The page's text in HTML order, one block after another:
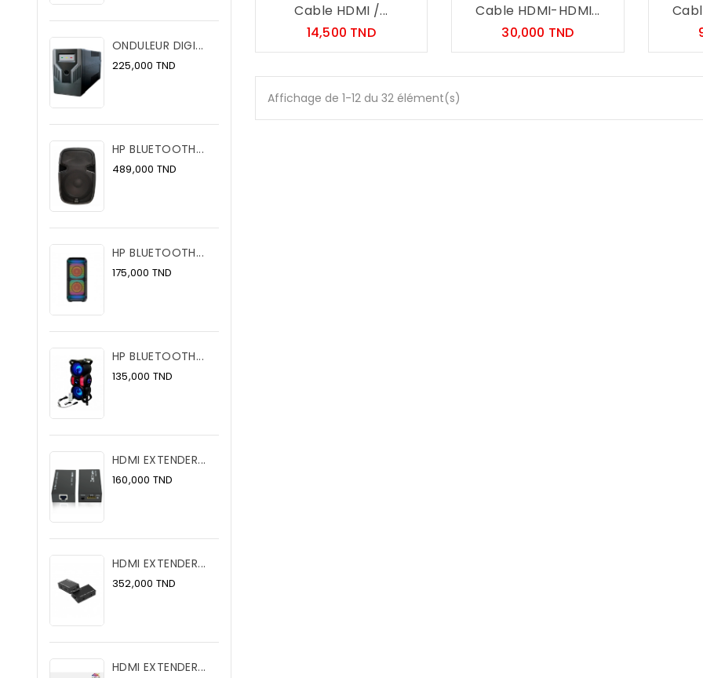
ONDULEUR DIGI...
225,000 TND
HP BLUETOOTH...
489,000 TND
HP BLUETOOTH...
175,000 TND
HP BLUETOOTH...
135,000 TND
HDMI EXTENDER...
160,000 TND
HDMI EXTENDER...
352,000 TND
HDMI EXTENDER...
Cable HDMI /...
14,500 TNDPrix
Cable HDMI-HDMI...
30,000 TNDPrix
Affichage de 1-12 du 32 élément(s)